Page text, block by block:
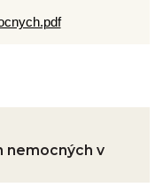
nemocných v